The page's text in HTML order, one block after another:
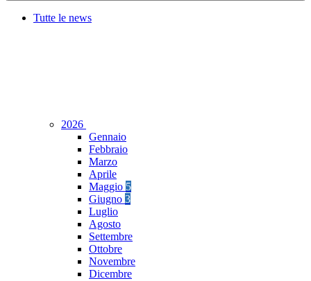
Tutte le news
2026
Gennaio
Febbraio
Marzo
Aprile
Maggio 5
Giugno 3
Luglio
Agosto
Settembre
Ottobre
Novembre
Dicembre